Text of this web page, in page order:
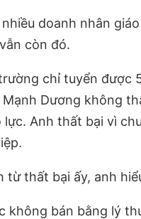
doanh nhân
còn đó.
chỉ tuyển được
Mạnh Dương không
lực. Anh thất bại vì
từ thất bại ấy, anh
không bán bằng lý